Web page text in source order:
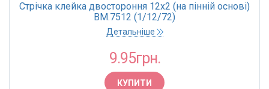
Стрічка клейка двостороння 12х2 (на пінній основі)
BM.7512 (1/12/72)
Детальніше
9.95грн.
КУПИТИ